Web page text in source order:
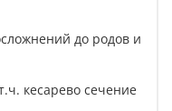
до родов и
кесарево сечение